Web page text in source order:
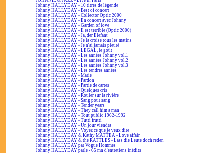
Johnny HALLYDAY - 10 titres de légende
Johnny HALLYDAY - Best of concert
Johnny HALLYDAY - Collector Optic 2000
Johnny HALLYDAY - En concert avec Johnny
Johnny HALLYDAY - Garden of love
Johnny HALLYDAY - Il est terrible (Optic 2000)
Johnny HALLYDAY - Ja, der Elefant
Johnny HALLYDAY - Je la croise tous les matins
Johnny HALLYDAY - Je n'ai jamais pleuré
Johnny HALLYDAY - LEGAL, le goût
Johnny HALLYDAY - Les années Johnny vol.1
Johnny HALLYDAY - Les années Johnny vol.2
Johnny HALLYDAY - Les années Johnny vol.3
Johnny HALLYDAY - Les tendres années
Johnny HALLYDAY - Marie
Johnny HALLYDAY - Pardon
Johnny HALLYDAY - Partie de cartes
Johnny HALLYDAY - Quelques cris
Johnny HALLYDAY - Rouler sur la rivière
Johnny HALLYDAY - Sang pour sang
Johnny HALLYDAY - Tender years
Johnny HALLYDAY - They call him a man
Johnny HALLYDAY - Tout public 1962-1992
Johnny HALLYDAY - Tutti frutti
Johnny HALLYDAY - Un jour viendra
Johnny HALLYDAY - Voyez ce que je veux dire
Johnny HALLYDAY & Kathy MATTEA - Love affair
Johnny HALLYDAY & the RATTLES - Lass die Leute doch reden
Johnny HALLYDAY par Vogue Hommes
Johnny HALLYDAY parle - 65 mn d'entretiens inédits